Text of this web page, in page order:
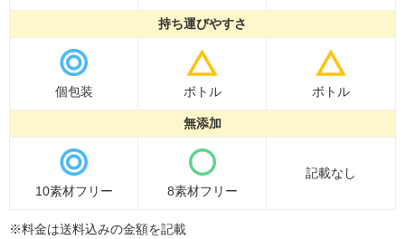
持ち運びやすさ
個包装 ボトル ボトル
無添加
10素材フリー 8素材フリー
記載なし
※料金は送料込みの金額を記載